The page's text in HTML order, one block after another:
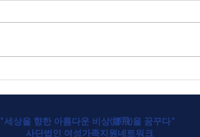
"세상을 향한 아름다운 비상(娜飛)을 꿈꾸다"
사단법인 여성가족지 원네트워크